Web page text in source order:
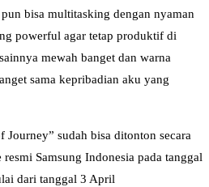
bisa multitasking dengan nyaman
powerful agar tetap produktif di
mewah banget dan warna
sama kepribadian aku yang
Journey” sudah bisa ditonton secara
Samsung Indonesia pada tanggal
dari tanggal 3 April